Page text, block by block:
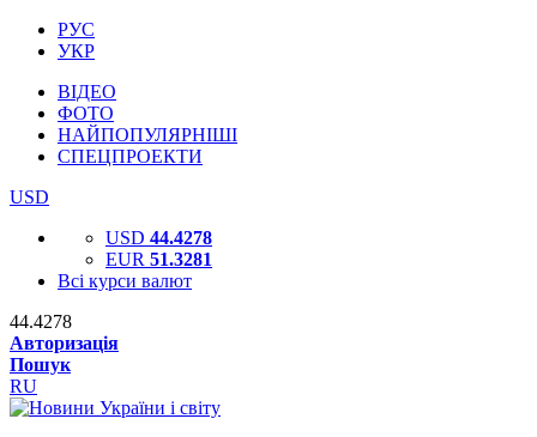
РУС
УКР
ВІДЕО
ФОТО
НАЙПОПУЛЯРНІШІ
СПЕЦПРОЕКТИ
USD
USD 44.4278
EUR 51.3281
Всі курси валют
44.4278
Авторизація
Пошук
RU